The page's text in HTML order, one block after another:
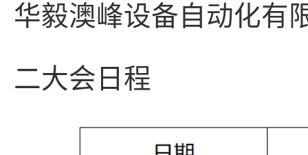
华毅澳峰设备自动化有
二大会日程